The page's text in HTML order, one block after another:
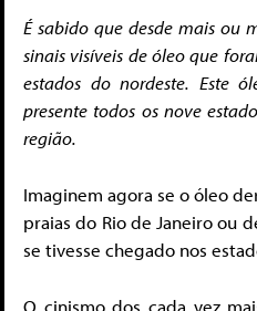
É sabido que desde mais ou
sinais visíveis de óleo que
estados do nordeste. Este
presente todos os nove
região.
Imaginem agora se o óleo
praias do Rio de Janeiro ou
se tivesse chegado nos
O cinismo dos cada vez